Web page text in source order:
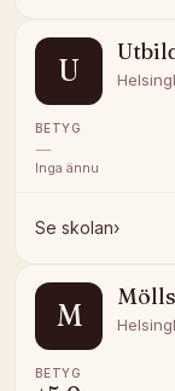
U
BETYG
—
Inga ännu
Se skolan›
M
BETYG